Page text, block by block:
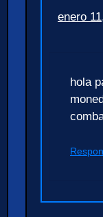
enero
hola